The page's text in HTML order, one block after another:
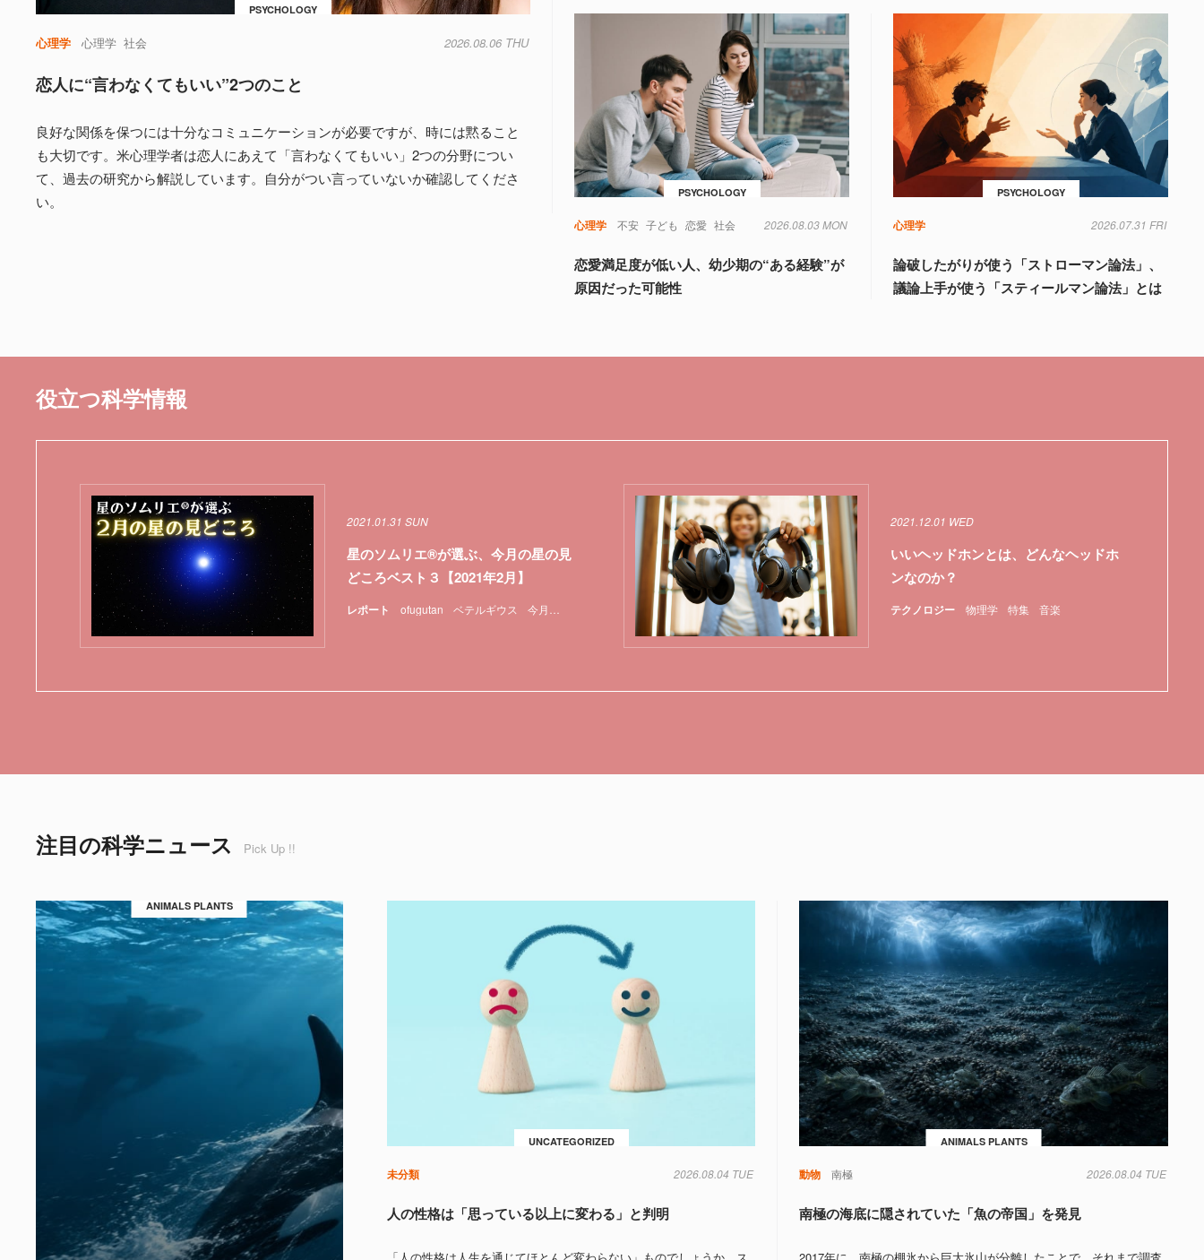
PSYCHOLOGY
心理学 心理学 社会 2026.08.06 THU
恋人に“言わなくてもいい”2つのこと
良好な関係を保つには十分なコミュニケーションが必要ですが、時には黙ること
も大切です。米心理学者は恋人にあえて「言わなくてもいい」2つの分野につい
て、過去の研究から解説しています。自分がつい言っていないか確認してくださ
い。
PSYCHOLOGY
心理学 不安 子ども 恋愛 社会 2026.08.03 MON
恋愛満足度が低い人、幼少期の“ある経験”が
原因だった可能性
PSYCHOLOGY
心理学 2026.07.31 FRI
論破したがりが使う「ストローマン論法」、
議論上手が使う「スティールマン論法」とは
役立つ科学情報
レポート ofugutan ベテルギウス 今月の星の見どころ 天体観測 特集
2021.01.31 SUN
星のソムリエ®が選ぶ、今月の星の見
どころベスト３【2021年2月】
テクノロジー 物理学 特集 音楽
2021.12.01 WED
いいヘッドホンとは、どんなヘッドホ
ンなのか？
注目の科学ニュース Pick Up !!
ANIMALS PLANTS
UNCATEGORIZED
未分類 2026.08.04 TUE
人の性格は「思っている以上に変わる」と判明
ANIMALS PLANTS
動物 南極 2026.08.04 TUE
南極の海底に隠されていた「魚の帝国」を発見